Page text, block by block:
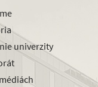
univerzity